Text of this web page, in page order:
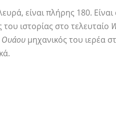
είναι πλήρης 180. Είναι
ιστορίας στο τελευταίο
Ουάου μηχανικός του ιερέα